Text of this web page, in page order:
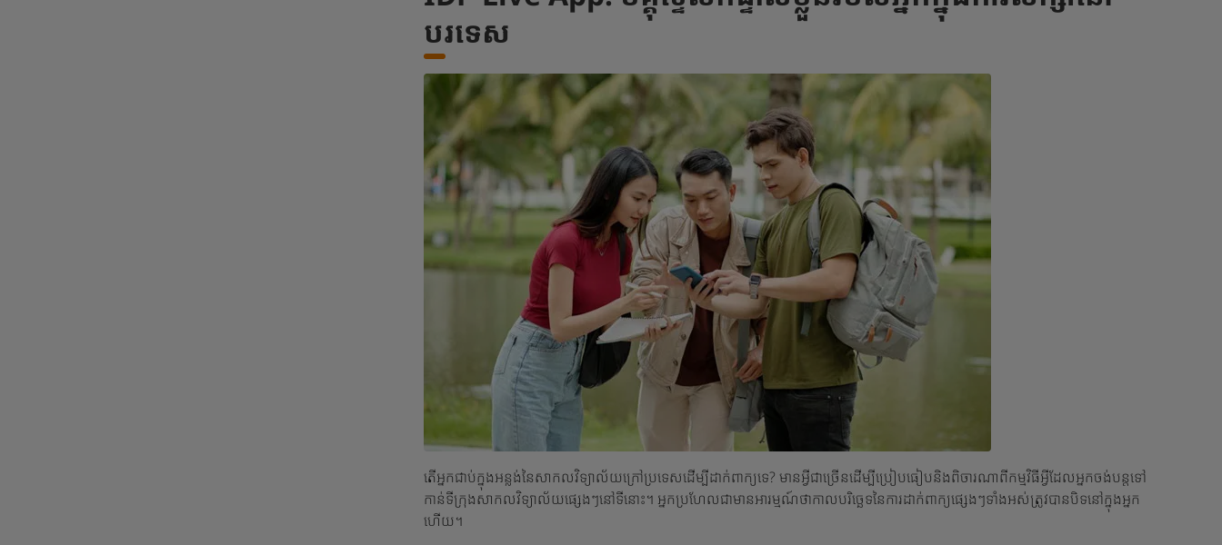
បរទេស
តើ​អ្នក​ជាប់​ក្នុង​អន្លង់​នៃ​សាកល​វិទ្យាល័យ​ក្រៅ​ប្រទេស​ដើម្បី​ដាក់​ពាក្យ​ទេ? មាន​អ្វី​ជាច្រើន​ដើម្បី​ប្រៀបធៀប​និង​ពិចារណា​ពី​កម្មវិធី​អ្វី​ដែល​អ្នក​ចង់​បន្ត​ទៅ​
កាន់​ទីក្រុង​សាកលវិទ្យាល័យ​ផ្សេងៗ​នៅ​ទីនោះ។ អ្នក​ប្រហែល​ជា​មាន​អារម្មណ៍​ថា​កាល​បរិច្ឆេទ​នៃ​ការ​ដាក់​ពាក្យ​ផ្សេង​ៗ​ទាំង​អស់​ត្រូវ​បាន​បិទ​នៅ​ក្នុង​អ្នក​
ហើយ។